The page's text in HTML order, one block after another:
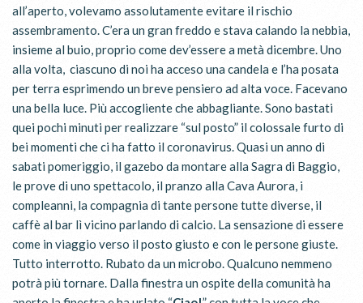
all’aperto, volevamo assolutamente evitare il rischio
assembramento.C’era un gran freddo e stava calando la nebbia,
insieme al buio, proprio come dev’essere a metà dicembre. Uno
alla volta, ciascuno di noi ha acceso una candela e l’ha posata
per terra esprimendo un breve pensiero ad alta voce. Facevano
una bella luce. Più accogliente che abbagliante.Sono bastati
quei pochi minuti per realizzare “sul posto” il colossale furto di
bei momenti che ci ha fatto il coronavirus. Quasi un anno di
sabati pomeriggio, il gazebo da montare alla Sagra di Baggio,
le prove di uno spettacolo, il pranzo alla Cava Aurora, i
compleanni, la compagnia di tante persone tutte diverse, il
caffè al bar lì vicino parlando di calcio. La sensazione di essere
come in viaggio verso il posto giusto e con le persone giuste.
Tutto interrotto. Rubato da un microbo. Qualcuno nemmeno
potrà più tornare. Dalla finestra un ospite della comunità ha